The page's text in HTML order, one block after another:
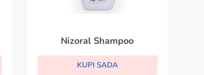
Nizoral Shampoo
KUPI SADA